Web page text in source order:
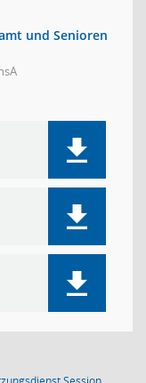
und Senioren
(Wird in